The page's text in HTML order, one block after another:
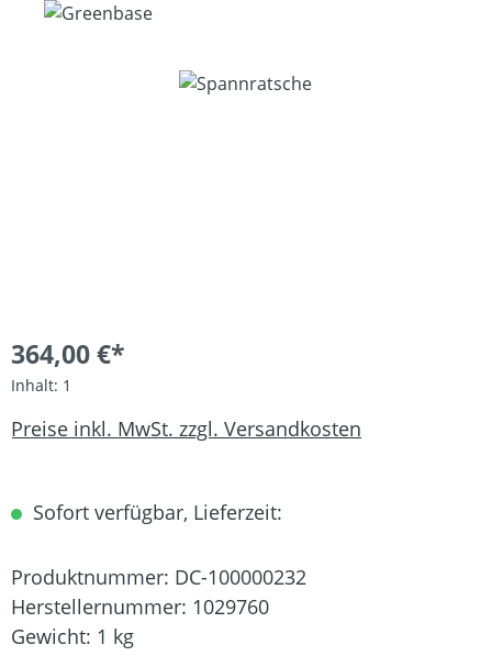
Bildergalerie überspringen
364,00 €*
Inhalt: 1
Preise inkl. MwSt. zzgl. Versandkosten
Sofort verfügbar, Lieferzeit:
Produktnummer: DC-100000232
Herstellernummer: 1029760
Gewicht: 1 kg